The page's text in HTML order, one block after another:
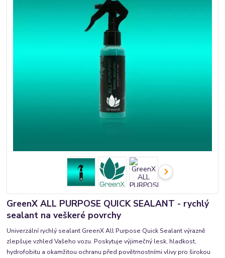
GreenX ALL PURPOSE QUICK SEALANT - rychlý
sealant na veškeré povrchy
Univerzální rychlý sealant GreenX All Purpose Quick Sealant výrazně
zlepšuje vzhled Vašeho vozu. Poskytuje výjimečný lesk, hladkost,
hydrofobitu a okamžitou ochranu před povětrnostními vlivy pro širokou